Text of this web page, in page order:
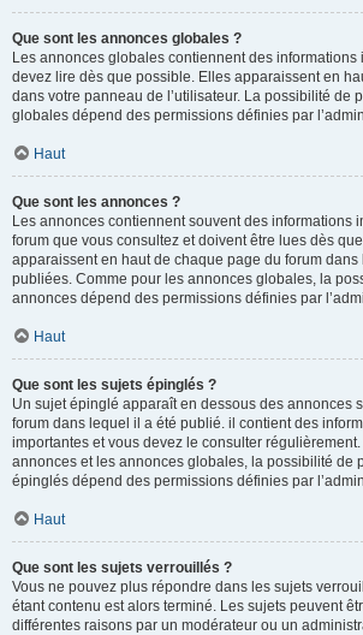
Que sont les annonces globales ?
Les annonces globales contiennent des informations
devez lire dès que possible. Elles apparaissent en
dans votre panneau de l’utilisateur. La possibilité de
globales dépend des permissions définies par
Haut
Que sont les annonces ?
Les annonces contiennent souvent des informations
forum que vous consultez et doivent être lues dès
apparaissent en haut de chaque page du forum
publiées. Comme pour les annonces globales, la
annonces dépend des permissions définies par
Haut
Que sont les sujets épinglés ?
Un sujet épinglé apparaît en dessous des annonces
forum dans lequel il a été publié. il contient des
importantes et vous devez le consulter
annonces et les annonces globales, la possibilité de
épinglés dépend des permissions définies par
Haut
Que sont les sujets verrouillés ?
Vous ne pouvez plus répondre dans les sujets
étant contenu est alors terminé. Les sujets peuvent
différentes raisons par un modérateur ou un